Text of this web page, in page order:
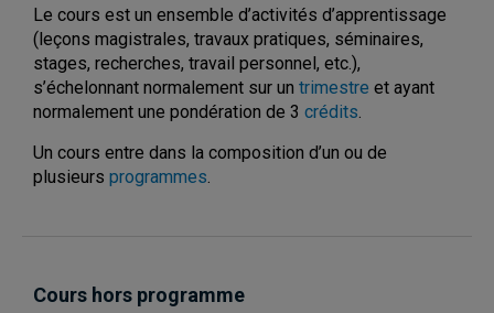
Le cours est un ensemble d’activités d’apprentissage
(leçons magistrales, travaux pratiques, séminaires,
stages, recherches, travail personnel, etc.),
s’échelonnant normalement sur un trimestre et ayant
normalement une pondération de 3 crédits.
Un cours entre dans la composition d’un ou de
plusieurs programmes.
Cours hors programme